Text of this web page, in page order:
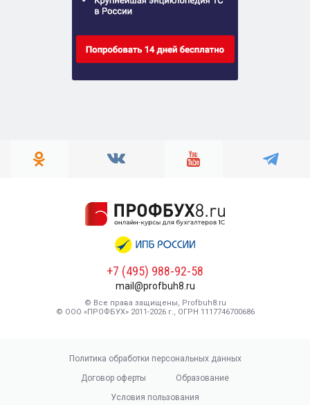
+7 (495) 988-92-58
mail@profbuh8.ru
© Все права защищены, Profbuh8.ru
© ООО «ПРОФБУХ» 2011-2026 г., ОГРН 1117746700686
Политика обработки персональных данных
Договор оферты
Образование
Условия пользования